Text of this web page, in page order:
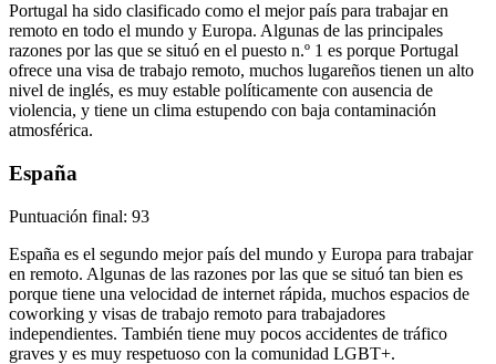
Portugal ha sido clasificado como el mejor país para trabajar en
remoto en todo el mundo y Europa. Algunas de las principales
razones por las que se situó en el puesto n.º 1 es porque Portugal
ofrece una visa de trabajo remoto, muchos lugareños tienen un alto
nivel de inglés, es muy estable políticamente con ausencia de
violencia, y tiene un clima estupendo con baja contaminación
atmosférica.
España
Puntuación final: 93
España es el segundo mejor país del mundo y Europa para trabajar
en remoto. Algunas de las razones por las que se situó tan bien es
porque tiene una velocidad de internet rápida, muchos espacios de
coworking y visas de trabajo remoto para trabajadores
independientes. También tiene muy pocos accidentes de tráfico
graves y es muy respetuoso con la comunidad LGBT+.